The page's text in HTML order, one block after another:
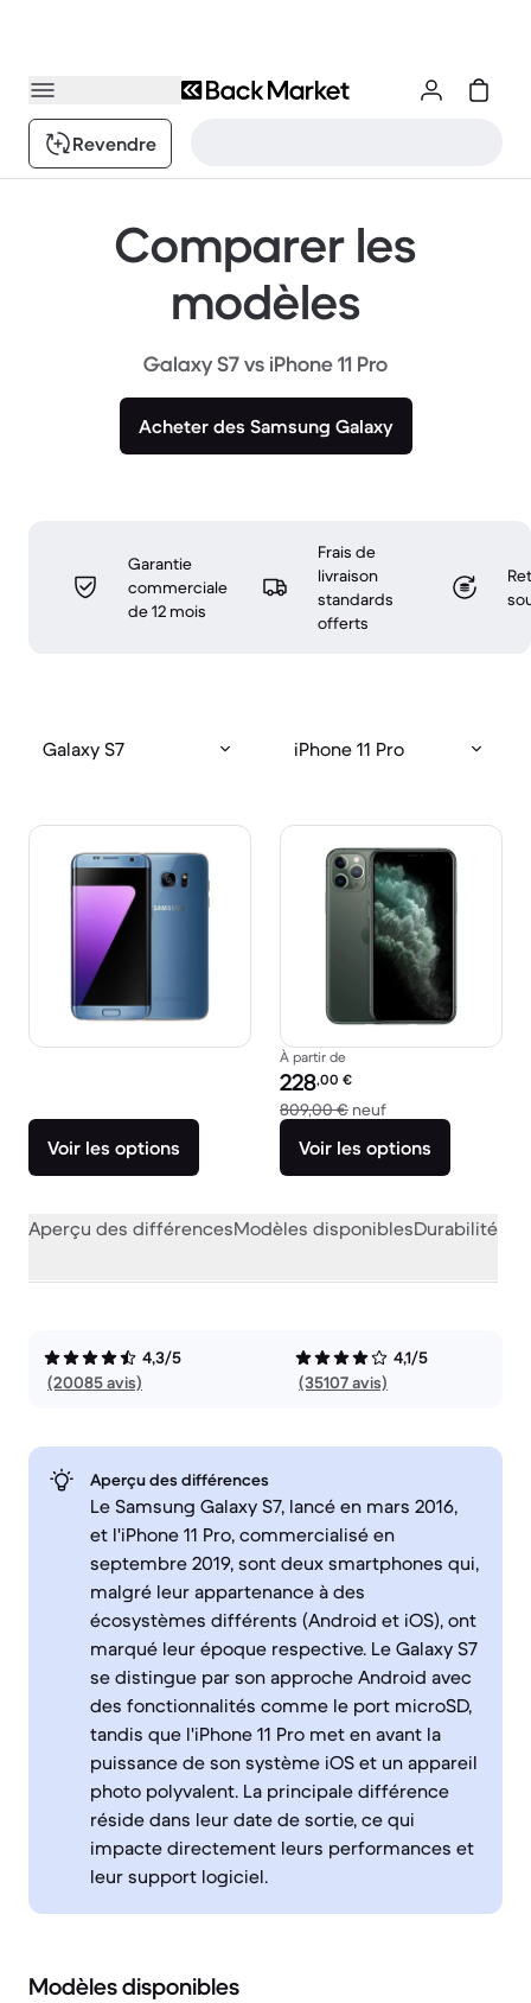
Revendre
Comparer les
modèles
Galaxy S7 vs iPhone 11 Pro
Acheter des Samsung Galaxy
Garantie
commerciale
de 12 mois
Frais de
livraison
standards
offerts
Galaxy S7 iPhone 11 Pro
Voir les options
À partir de
Prix reconditionné :
228,00 €
809,00 € neufcontre 809,00 €
Voir les options
Aperçu des différencesModèles disponiblesDurabilité
4,3/5
(20085 avis)
4,1/5
(35107 avis)
Aperçu des différences
Le Samsung Galaxy S7, lancé en mars 2016,
et l'iPhone 11 Pro, commercialisé en
septembre 2019, sont deux smartphones qui,
malgré leur appartenance à des
écosystèmes différents (Android et iOS), ont
marqué leur époque respective. Le Galaxy S7
se distingue par son approche Android avec
des fonctionnalités comme le port microSD,
tandis que l'iPhone 11 Pro met en avant la
puissance de son système iOS et un appareil
photo polyvalent. La principale différence
réside dans leur date de sortie, ce qui
impacte directement leurs performances et
leur support logiciel.
Modèles disponibles